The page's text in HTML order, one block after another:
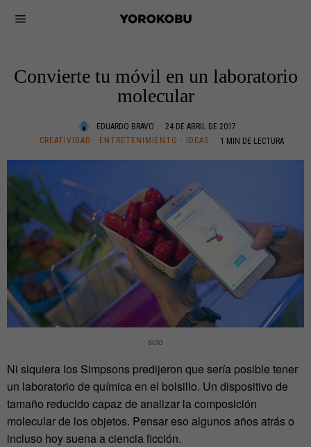
Convierte tu móvil en un laboratorio
molecular
EDUARDO BRAVO
24 DE ABRIL DE 2017
CREATIVIDAD · ENTRETENIMIENTO · IDEAS 1 MIN DE LECTURA
scio
Ni siquiera los Simpsons predijeron que sería posible tener
un laboratorio de química en el bolsillo. Un dispositivo de
tamaño reducido capaz de analizar la composición
molecular de los objetos. Pensar eso algunos años atrás o
incluso hoy suena a ciencia ficción.